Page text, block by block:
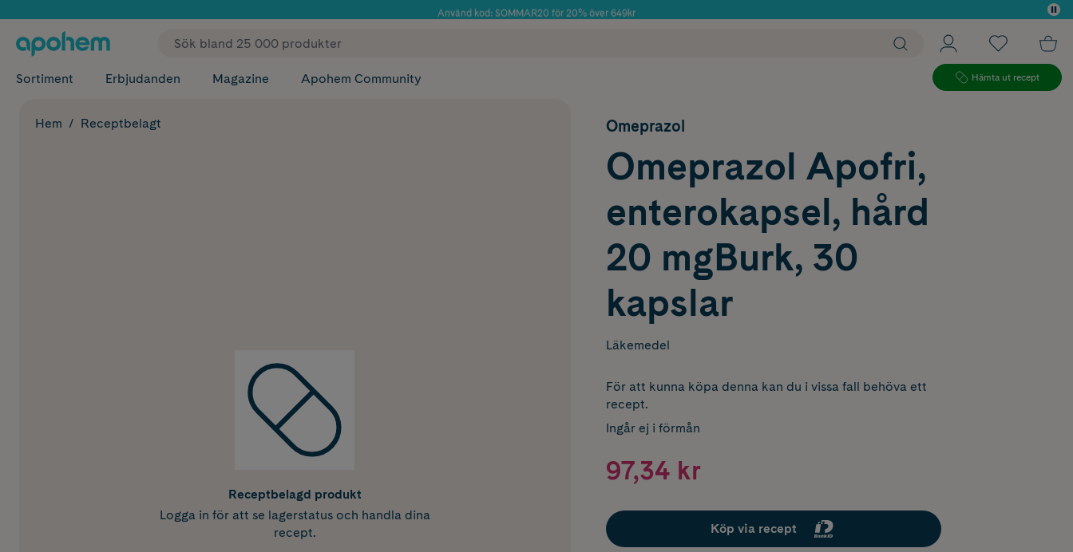
Använd kod: SOMMAR20 för 20% över 649kr
✓ Fri frakt
Sortiment Erbjudanden Magazine Apohem Community Hämta ut recept
Hem Receptbelagt
Receptbelagd produkt
Logga in för att se lagerstatus och handla dina
recept.
Omeprazol
Omeprazol Apofri,
enterokapsel, hård
20 mgBurk, 30
kapslar
Läkemedel
För att kunna köpa denna kan du i vissa fall behöva ett
recept.
Ingår ej i förmån
97,34 kr
Köp via recept